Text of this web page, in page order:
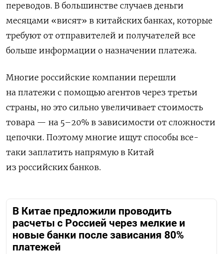
переводов. В большинстве случаев деньги
месяцами «висят» в китайских банках, которые
требуют от отправителей и получателей все
больше информации о назначении платежа.
Многие российские компании перешли
на платежи с помощью агентов через третьи
страны, но это сильно увеличивает стоимость
товара — на 5–20% в зависимости от сложности
цепочки. Поэтому многие ищут способы все-
таки заплатить напрямую в Китай
из российских банков.
В Китае предложили проводить
расчеты с Россией через мелкие и
новые банки после зависания 80%
платежей